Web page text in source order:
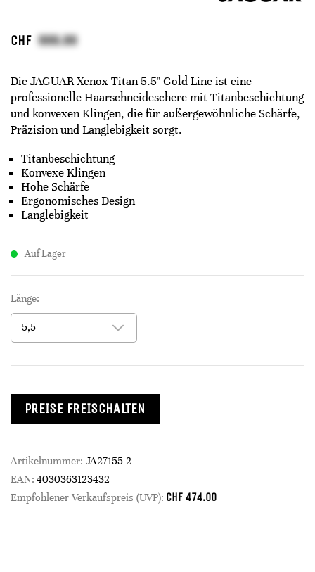
CHF
Die JAGUAR Xenox Titan 5.5" Gold Line ist eine
professionelle Haarschneideschere mit Titanbeschichtung
und konvexen Klingen, die für außergewöhnliche Schärfe,
Präzision und Langlebigkeit sorgt.
Titanbeschichtung
Konvexe Klingen
Hohe Schärfe
Ergonomisches Design
Langlebigkeit
Auf Lager
Länge:
PREISE FREISCHALTEN
Artikelnummer: JA27155-2
EAN: 4030363123432
Empfohlener Verkaufspreis (UVP): CHF 474.00